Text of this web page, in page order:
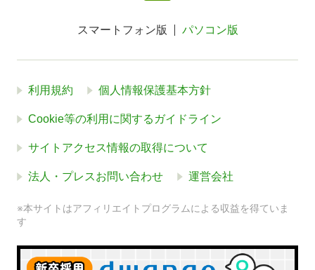
スマートフォン版 パソコン版
利用規約 個人情報保護基本方針
Cookie等の利用に関するガイドライン
サイトアクセス情報の取得について
法人・プレスお問い合わせ 運営会社
※本サイトはアフィリエイトプログラムによる収益を得ていま
す